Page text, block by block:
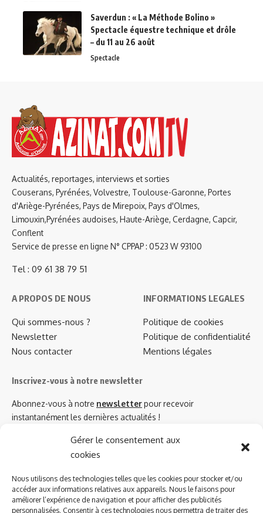
Gérer le consentement aux
cookies
Nous utilisons des technologies telles que les cookies pour stocker et/ou
accéder aux informations relatives aux appareils. Nous le faisons pour
améliorer l’expérience de navigation et pour afficher des publicités
personnalisées. Consentir à ces technologies nous permettra de traiter des
Saverdun : « La Méthode Bolino »
Spectacle équestre technique et drôle
– du 11 au 26 août
Spectacle
Actualités, reportages, interviews et sorties
Couserans, Pyrénées, Volvestre, Toulouse-Garonne, Portes
d'Ariège-Pyrénées, Pays de Mirepoix, Pays d'Olmes,
Limouxin,Pyrénées audoises, Haute-Ariège, Cerdagne, Capcir,
Conflent
Service de presse en ligne N° CPPAP : 0523 W 93100
Tel : 09 61 38 79 51
A PROPOS DE NOUS
Qui sommes-nous ?
Newsletter
Nous contacter
INFORMATIONS LEGALES
Politique de cookies
Politique de confidentialité
Mentions légales
Inscrivez-vous à notre newsletter
Abonnez-vous à notre newsletterpour recevoir
instantanément les dernières actualités !
Azinat.com TV soutient